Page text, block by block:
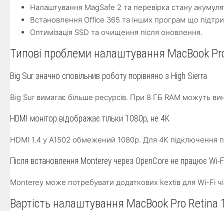
Налаштування MagSafe 2 та перевірка стану
Встановлення Office 365 та інших програм що
Оптимізація SSD та очищення після оновлення.
Типові проблеми налаштування MacBook
Big Sur значно сповільнив роботу порівняно з High Sierra
Big Sur вимагає більше ресурсів. При 8 ГБ RAM можуть
HDMI монітор відображає тільки 1080p, не 4K
HDMI 1.4 у A1502 обмежений 1080p. Для 4K підключення
Після встановлення Monterey через OpenCore не працює Wi-
Monterey може потребувати додаткових kextів для Wi-Fi
Вартість налаштування MacBook Pro Retina